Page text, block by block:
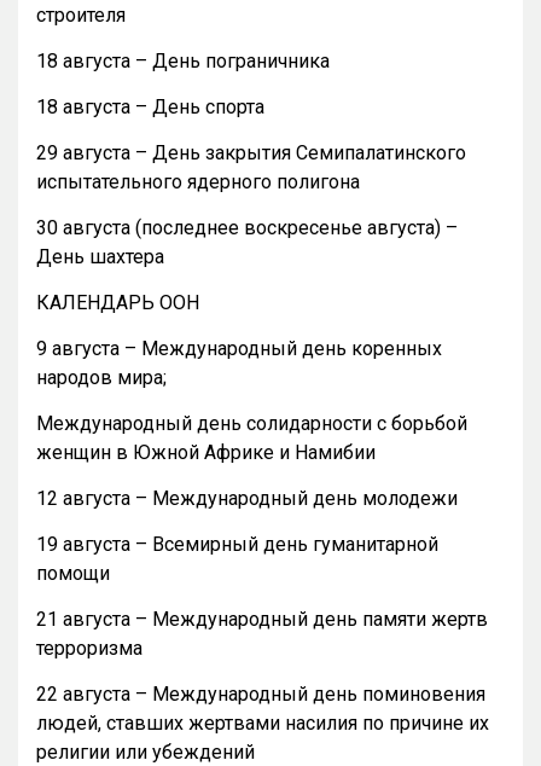
строителя
18 августа – День пограничника
18 августа – День спорта
29 августа – День закрытия Семипалатинского
испытательного ядерного полигона
30 августа (последнее воскресенье августа) –
День шахтера
КАЛЕНДАРЬ ООН
9 августа – Международный день коренных
народов мира;
Международный день солидарности с борьбой
женщин в Южной Африке и Намибии
12 августа – Международный день молодежи
19 августа – Всемирный день гуманитарной
помощи
21 августа – Международный день памяти жертв
терроризма
22 августа – Международный день поминовения
людей, ставших жертвами насилия по причине их
религии или убеждений